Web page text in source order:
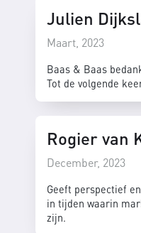
Julien
Maart, 2023
Baas & Baas
Tot de volgende
Rogier van
December, 2023
Geeft perspectief
in tijden waarin
zijn.